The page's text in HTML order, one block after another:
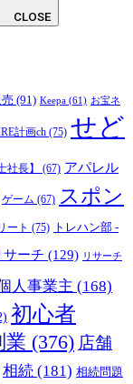
CLOSE
(91) Keepa (61) お宝ネ
計画ch (75) せど
社長】 (67) アパレル
ゲーム (67) スポン
ート (75) トレハン部 -
サーチ (129) リサーチ
人事業主 (168)
初心者
業 (376) 店舗
相続 (181) 相続問題